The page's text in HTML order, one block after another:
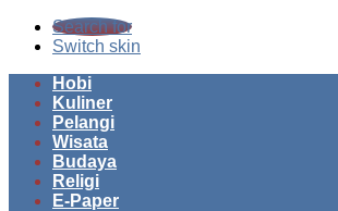
Search for
Switch skin
Hobi
Kuliner
Pelangi
Wisata
Budaya
Religi
E-Paper